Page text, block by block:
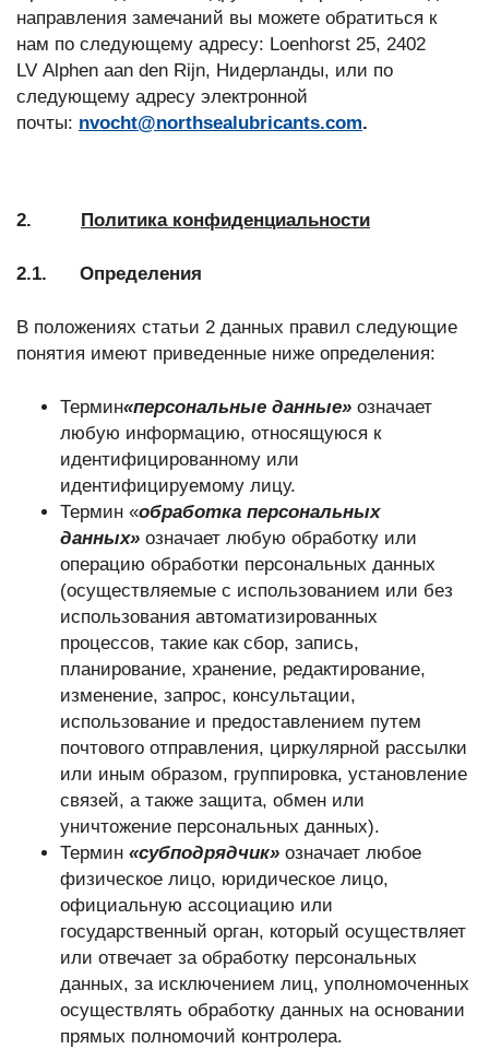
направления замечаний вы можете обратиться к
нам по следующему адресу: Loenhorst 25, 2402
LV Alphen aan den Rijn, Нидерланды, или по
следующему адресу электронной
почты: nvocht@northsealubricants.com.
2. Политика конфиденциальности
2.1. Определения
В положениях статьи 2 данных правил следующие
понятия имеют приведенные ниже определения:
Термин«персональные данные» означает
любую информацию, относящуюся к
идентифицированному или
идентифицируемому лицу.
Термин «обработка персональных
данных» означает любую обработку или
операцию обработки персональных данных
(осуществляемые с использованием или без
использования автоматизированных
процессов, такие как сбор, запись,
планирование, хранение, редактирование,
изменение, запрос, консультации,
использование и предоставлением путем
почтового отправления, циркулярной рассылки
или иным образом, группировка, установление
связей, а также защита, обмен или
уничтожение персональных данных).
Термин «субподрядчик» означает любое
физическое лицо, юридическое лицо,
официальную ассоциацию или
государственный орган, который осуществляет
или отвечает за обработку персональных
данных, за исключением лиц, уполномоченных
осуществлять обработку данных на основании
прямых полномочий контролера.